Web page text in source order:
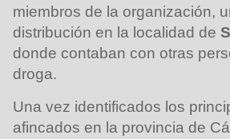
miembros de la organización,
distribución en la localidad de
donde contaban con otras
droga.
Una vez identificados los
afincados en la provincia de